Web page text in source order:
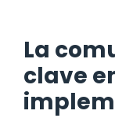
La
clave